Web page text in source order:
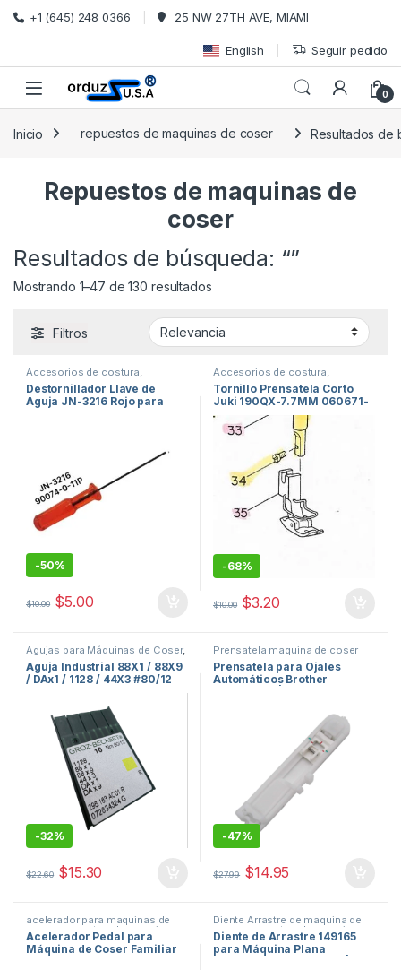
Saltar a la navegación
Ir al contenido
+1 (645) 248 0366 25 NW 27TH AVE, MIAMI
English Seguir pedido
0
Inicio repuestos de maquinas de coser Resultados de
Repuestos de maquinas de
coser
Resultados de búsqueda: “”
Mostrando 1–47 de 130 resultadosOrdenado por popularidad
Filtros
Accesorios de costura,
Destornillador de maquina de
coser,repuestos de maquinas
de coser
Destornillador Llave de
Aguja JN-3216 Rojo para
-50%
$10.00 $5.00
Accesorios de costura,
repuestos de maquinas de
coser,Tornillos de Maquinas De
Coser
Tornillo Prensatela Corto
Juki 190QX-7.7MM 060671-
012
-68%
$10.00 $3.20
Agujas para Máquinas de Coser,
repuestos de maquinas de
coser
Aguja Industrial 88X1 / 88X9
/ DAx1 / 1128 / 44X3 #80/12
-32%
$22.60 $15.30
Prensatela maquina de coser
PRESS FOOT repuestos de
maquinas de coser
Prensatela para Ojales
Automáticos Brother
-47%
$27.99 $14.95
acelerador para maquinas de
coser repuestos de maquinas
de coser
Acelerador Pedal para
Máquina de Coser Familiar
Diente Arrastre de maquina de
coser repuestos de maquinas
de coser
Diente de Arrastre 149165
para Máquina Plana